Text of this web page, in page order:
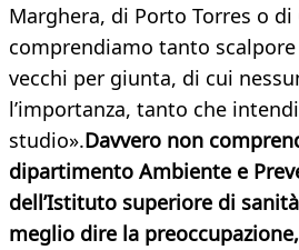
Marghera, di Porto Torres o di
comprendiamo tanto
vecchi per giunta, di cui
l’importanza, tanto che
studio».Davvero non
dipartimento Ambiente e
dell’Istituto superiore di
meglio dire la